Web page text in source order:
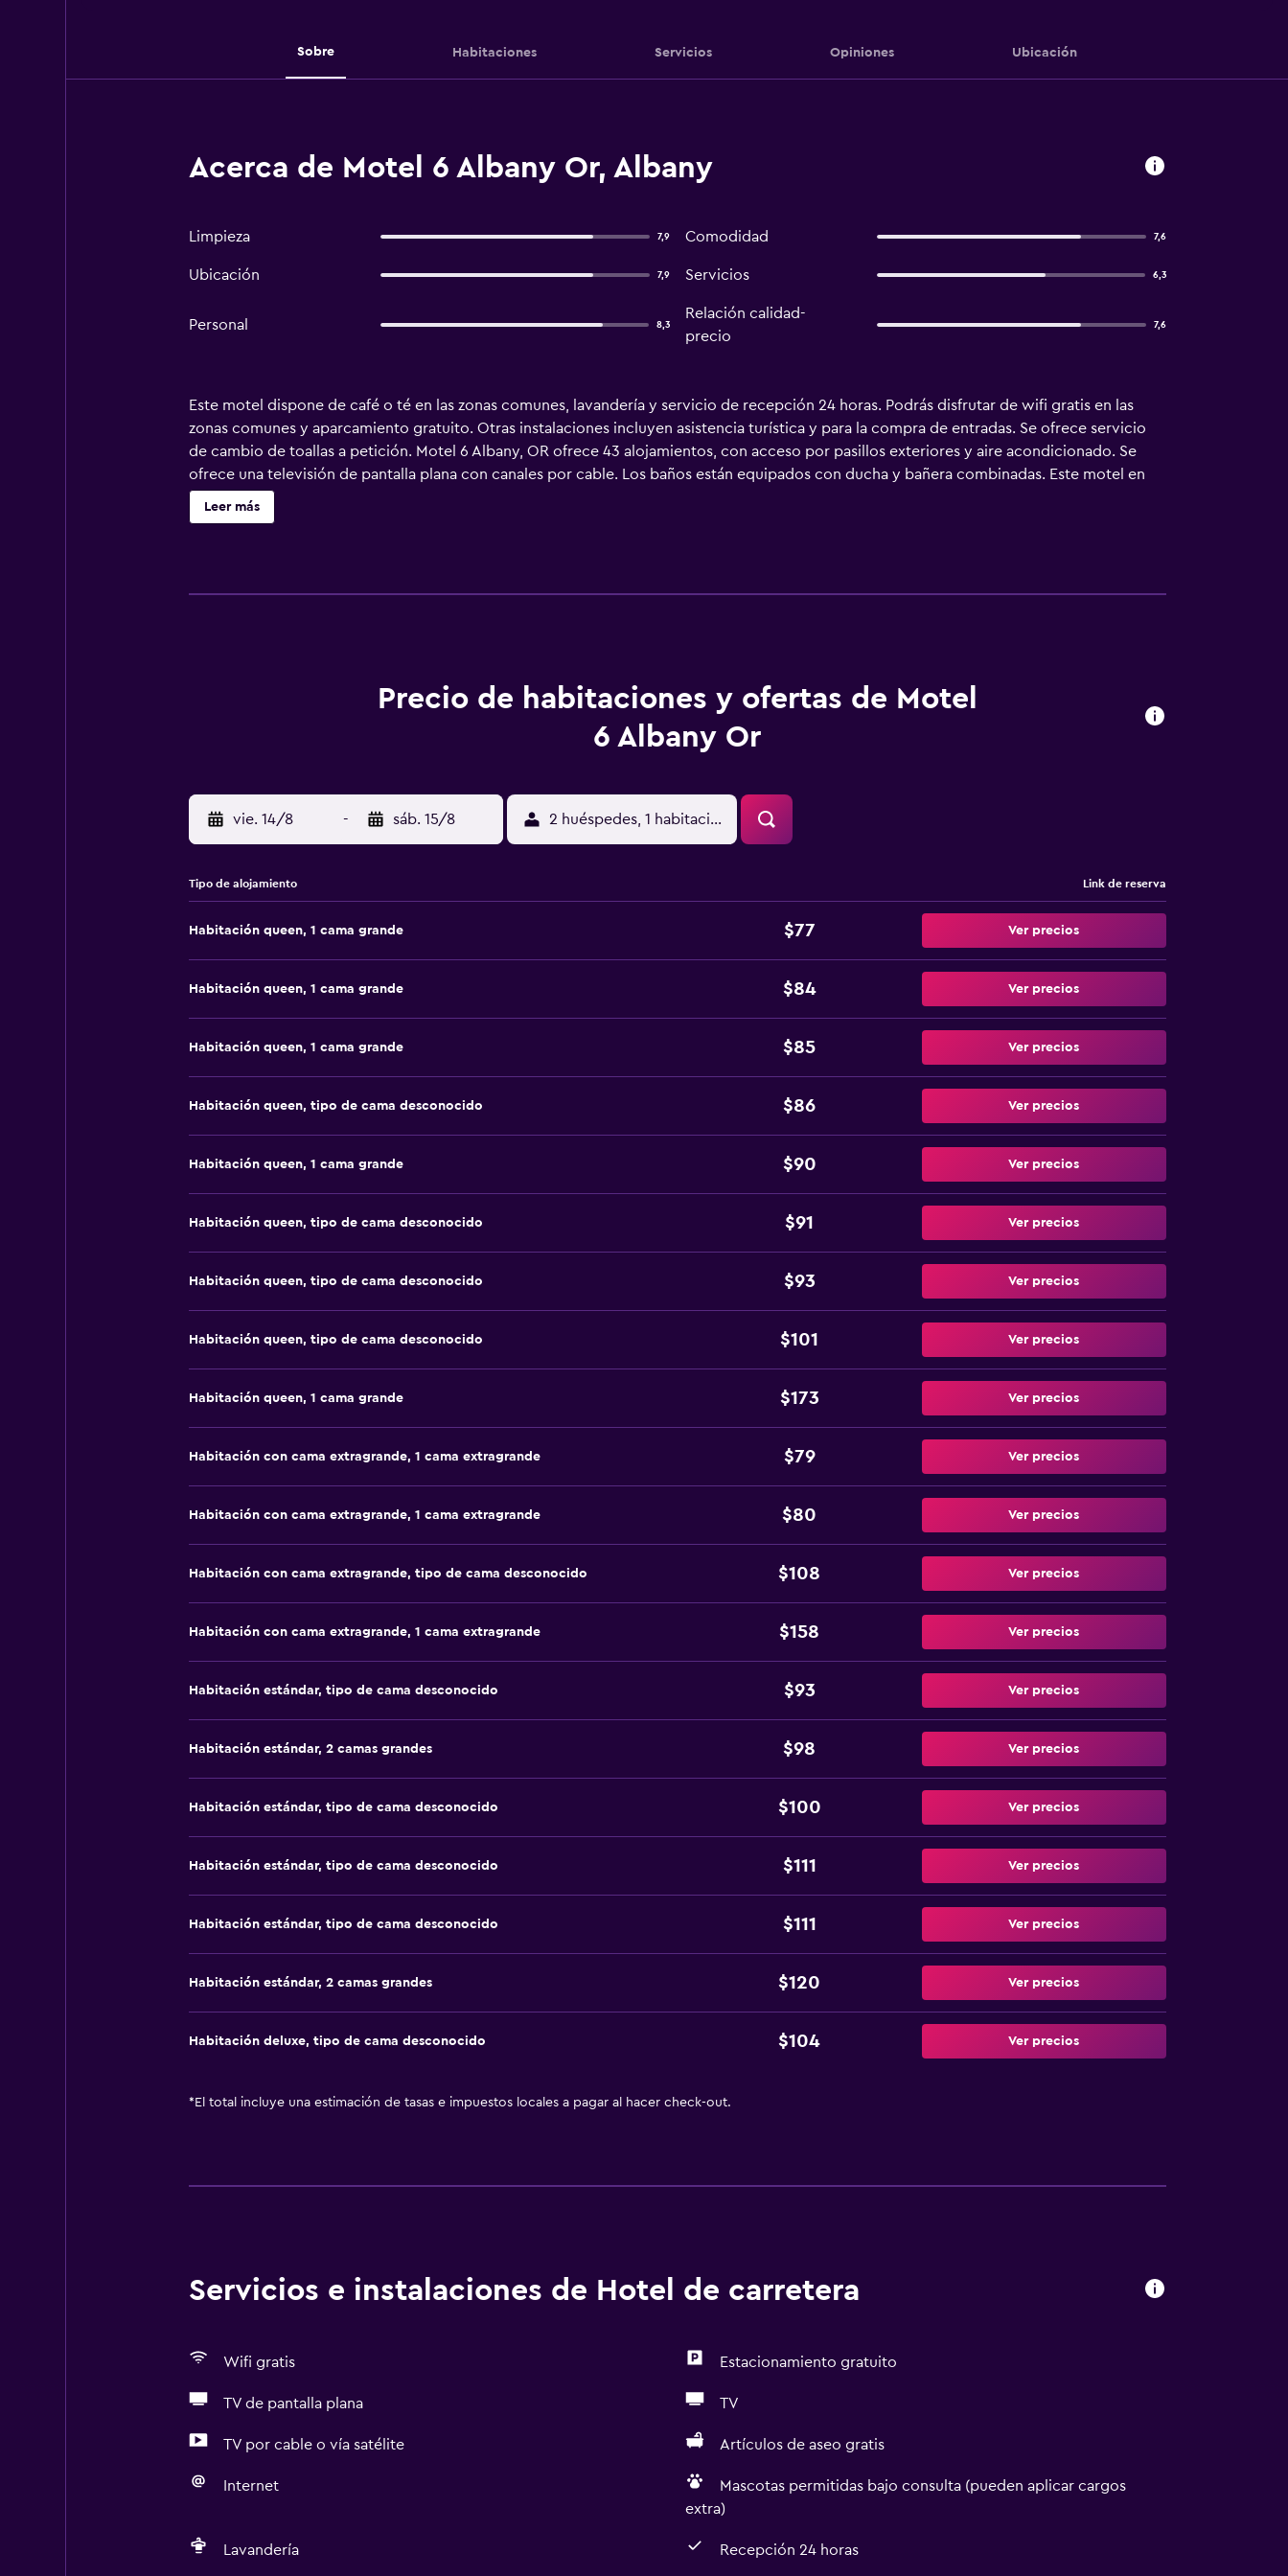
Sobre Habitaciones Servicios Opiniones Ubicación
Acerca de Motel 6 Albany Or, Albany
Limpieza 7,9 Comodidad 7,6
Ubicación 7,9 Servicios 6,3
Personal 8,3
Relación calidad-
precio
7,6
Este motel dispone de café o té en las zonas comunes, lavandería y servicio de recepción 24 horas. Podrás disfrutar de wifi gratis en las
zonas comunes y aparcamiento gratuito. Otras instalaciones incluyen asistencia turística y para la compra de entradas. Se ofrece servicio
de cambio de toallas a petición. Motel 6 Albany, OR ofrece 43 alojamientos, con acceso por pasillos exteriores y aire acondicionado. Se
ofrece una televisión de pantalla plana con canales por cable. Los baños están equipados con ducha y bañera combinadas. Este motel en
Albany ofrece acceso a Internet wifi gratis con una velocidad de 500 Mbps o más (para 6 personas o más, 10 dispositivos o más). Los
servicios para las personas de negocios incluyen escritorio y sillas de oficina, además de teléfono; se ofrecen llamadas locales gratuitas
Leer más
Precio de habitaciones y ofertas de Motel
6 Albany Or
vie. 14/8 - sáb. 15/8 2 huéspedes, 1 habitación
Tipo de alojamiento Link de reserva
Habitación queen, 1 cama grande $77 Ver precios
Habitación queen, 1 cama grande $84 Ver precios
Habitación queen, 1 cama grande $85 Ver precios
Habitación queen, tipo de cama desconocido $86 Ver precios
Habitación queen, 1 cama grande $90 Ver precios
Habitación queen, tipo de cama desconocido $91 Ver precios
Habitación queen, tipo de cama desconocido $93 Ver precios
Habitación queen, tipo de cama desconocido $101 Ver precios
Habitación queen, 1 cama grande $173 Ver precios
Habitación con cama extragrande, 1 cama extragrande $79 Ver precios
Habitación con cama extragrande, 1 cama extragrande $80 Ver precios
Habitación con cama extragrande, tipo de cama desconocido $108 Ver precios
Habitación con cama extragrande, 1 cama extragrande $158 Ver precios
Habitación estándar, tipo de cama desconocido $93 Ver precios
Habitación estándar, 2 camas grandes $98 Ver precios
Habitación estándar, tipo de cama desconocido $100 Ver precios
Habitación estándar, tipo de cama desconocido $111 Ver precios
Habitación estándar, tipo de cama desconocido $111 Ver precios
Habitación estándar, 2 camas grandes $120 Ver precios
Habitación deluxe, tipo de cama desconocido $104 Ver precios
* El total incluye una estimación de tasas e impuestos locales a pagar al hacer check-out.
Servicios e instalaciones de Hotel de carretera
Wifi gratis Estacionamiento gratuito
TV de pantalla plana TV
TV por cable o vía satélite Artículos de aseo gratis
Internet
Mascotas permitidas bajo consulta (pueden aplicar cargos
extra)
Lavandería Recepción 24 horas